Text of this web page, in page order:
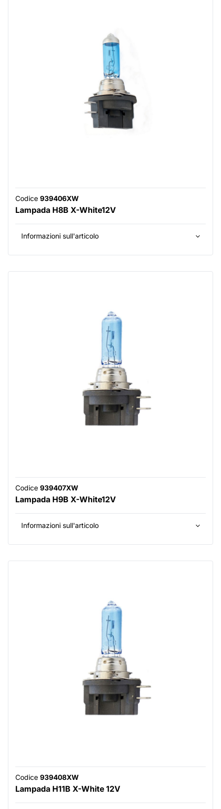
Codice 939406XW
Lampada H8B X-White12V
Informazioni sull'articolo
Codice 939407XW
Lampada H9B X-White12V
Informazioni sull'articolo
Codice 939408XW
Lampada H11B X-White 12V